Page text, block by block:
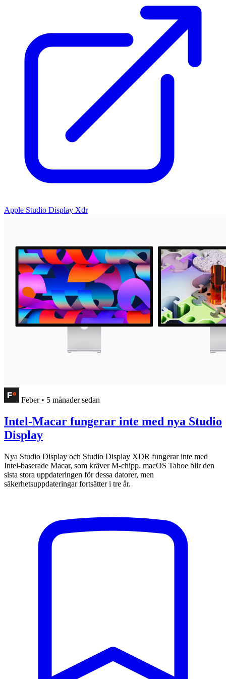
Apple Studio Display Xdr
Feber • 5 månader sedan
Intel-Macar fungerar inte med nya Studio
Display
Nya Studio Display och Studio Display XDR fungerar inte med
Intel-baserade Macar, som kräver M-chipp. macOS Tahoe blir den
sista stora uppdateringen för dessa datorer, men
säkerhetsuppdateringar fortsätter i tre år.